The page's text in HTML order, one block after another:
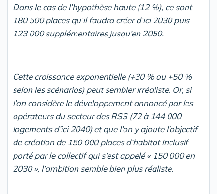
Dans le cas de l’hypothèse haute (12 %), ce sont
180 500 places qu’il faudra créer d’ici 2030 puis
123 000 supplémentaires jusqu’en 2050.
Cette croissance exponentielle (+30 % ou +50 %
selon les scénarios) peut sembler irréaliste. Or, si
l’on considère le développement annoncé par les
opérateurs du secteur des RSS (72 à 144 000
logements d’ici 2040) et que l’on y ajoute l’objectif
de création de 150 000 places d’habitat inclusif
porté par le collectif qui s’est appelé « 150 000 en
2030 », l’ambition semble bien plus réaliste.